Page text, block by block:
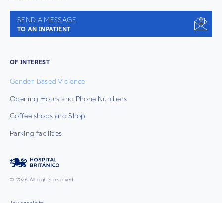
SEND A MESSAGE
TO AN INPATIENT
OF INTEREST
Gender-Based Violence
Opening Hours and Phone Numbers
Coffee shops and Shop
Parking facilities
© 2026 All rights reserved